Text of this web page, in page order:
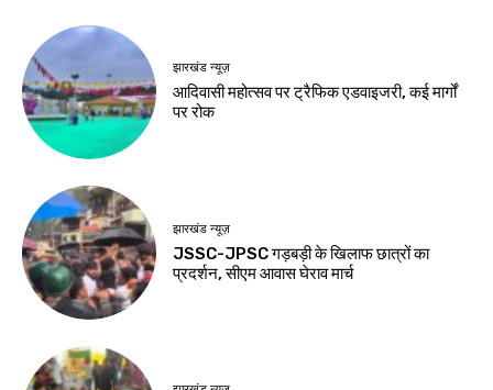
हेल्थ
घी तेल से बेहतर है या
नहीं? खाली पेट खाने से
सवालों के जवाब
Birsa Bhumi Live -
August 8, 2026
झारखंड न्यूज़